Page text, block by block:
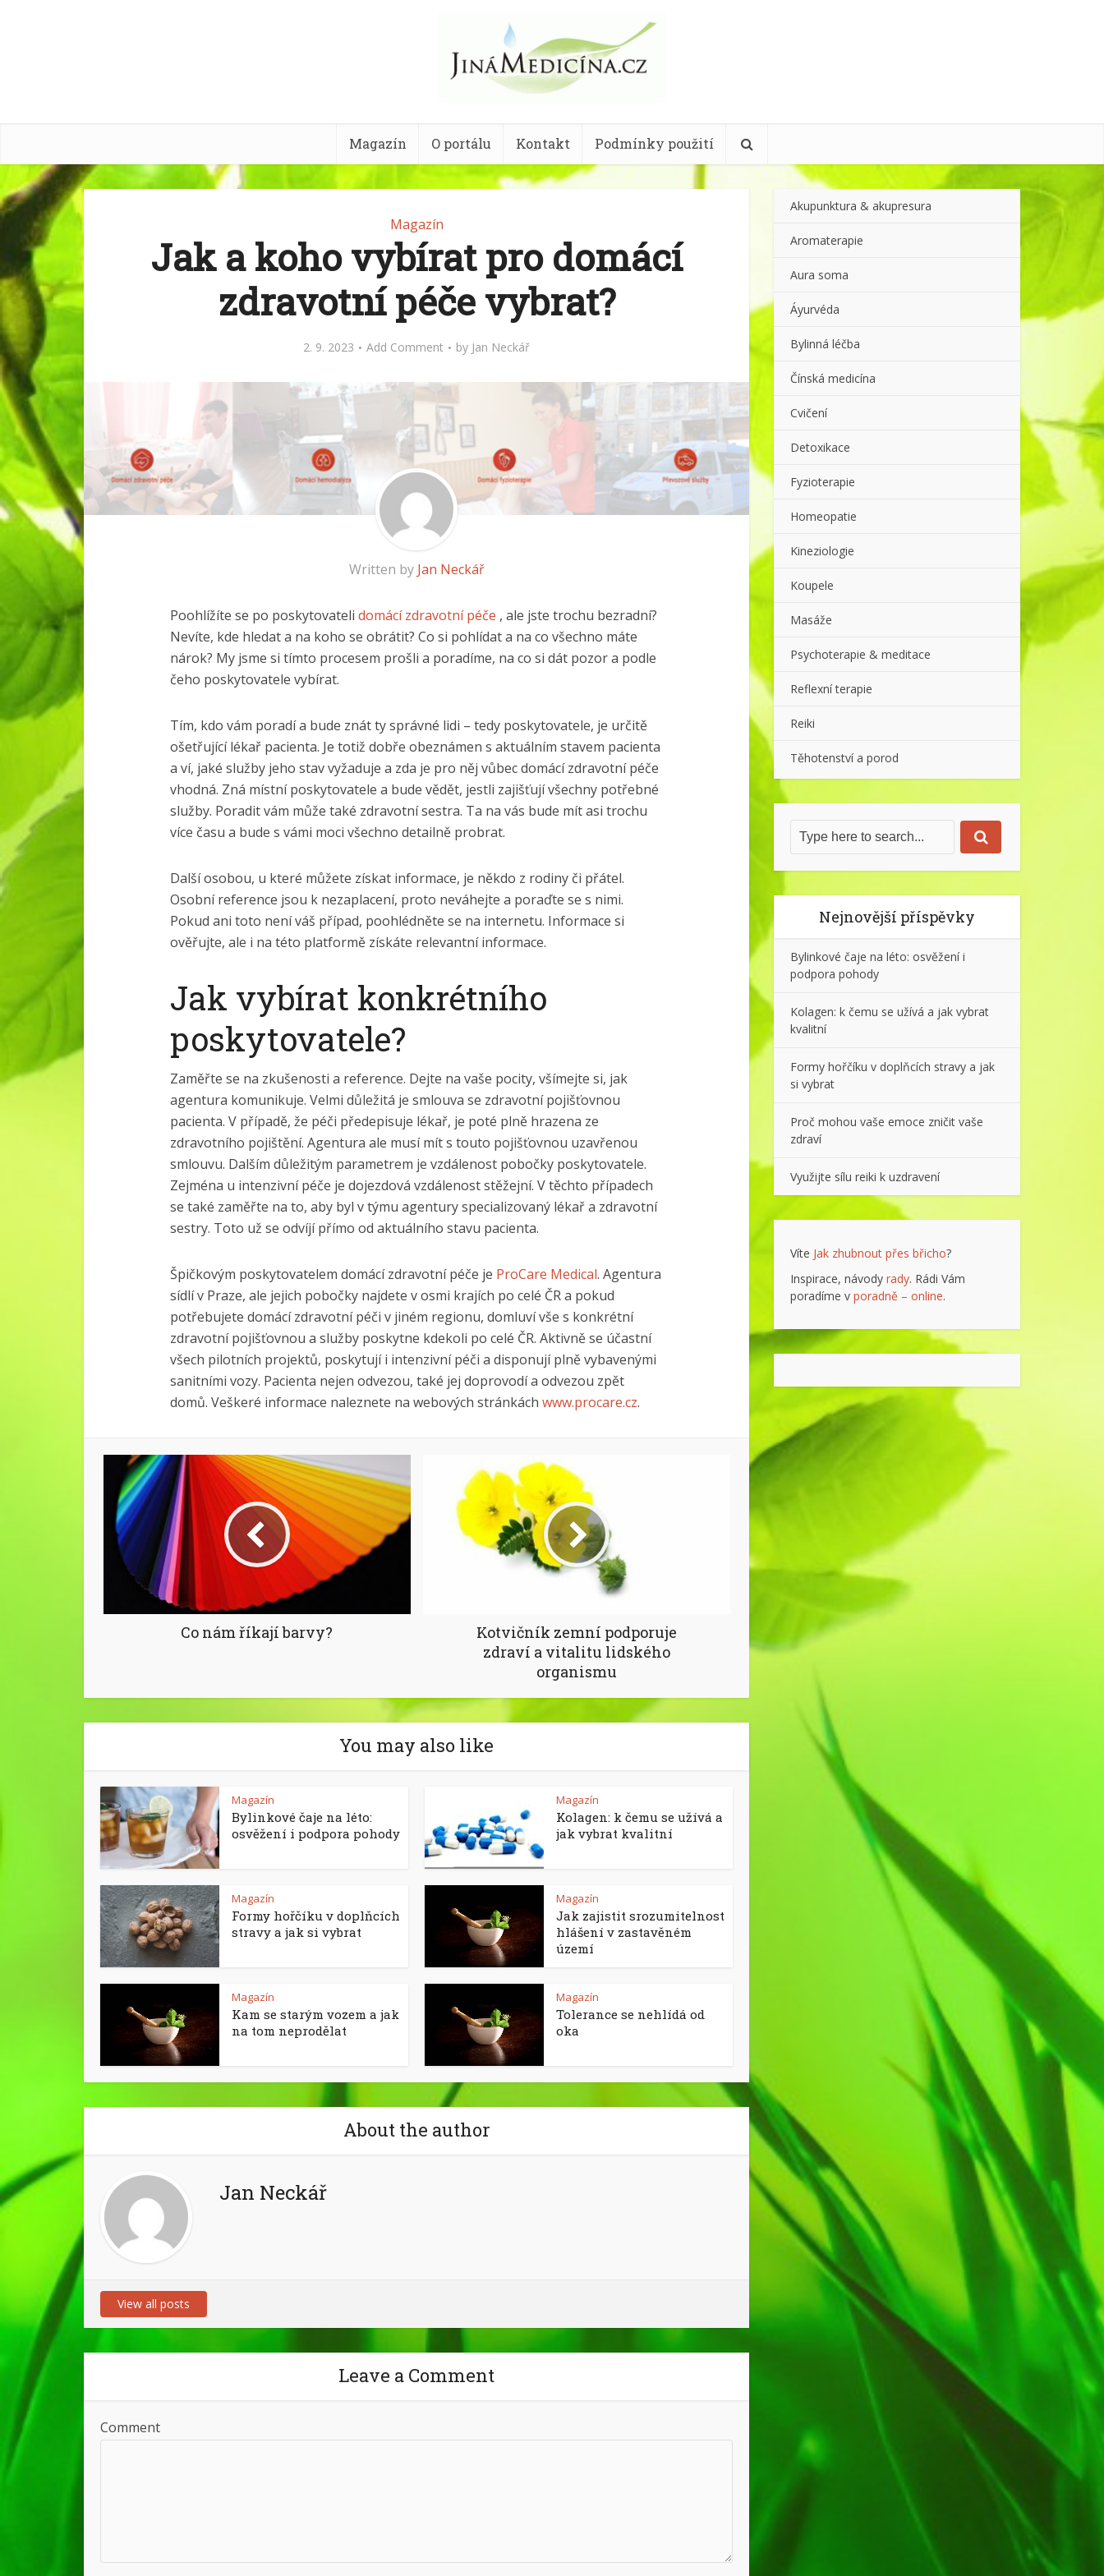
Magazín O portálu Kontakt Podmínky použití
Magazín
Jak a koho vybírat pro domácí
zdravotní péče vybrat?
2. 9. 2023 Add Comment by Jan Neckář
Written by Jan Neckář
Poohlížíte se po poskytovateli domácí zdravotní péče , ale jste trochu bezradní?
Nevíte, kde hledat a na koho se obrátit? Co si pohlídat a na co všechno máte
nárok? My jsme si tímto procesem prošli a poradíme, na co si dát pozor a podle
čeho poskytovatele vybírat.
Tím, kdo vám poradí a bude znát ty správné lidi – tedy poskytovatele, je určitě
ošetřující lékař pacienta. Je totiž dobře obeznámen s aktuálním stavem pacienta
a ví, jaké služby jeho stav vyžaduje a zda je pro něj vůbec domácí zdravotní péče
vhodná. Zná místní poskytovatele a bude vědět, jestli zajišťují všechny potřebné
služby. Poradit vám může také zdravotní sestra. Ta na vás bude mít asi trochu
více času a bude s vámi moci všechno detailně probrat.
Další osobou, u které můžete získat informace, je někdo z rodiny či přátel.
Osobní reference jsou k nezaplacení, proto neváhejte a poraďte se s nimi.
Pokud ani toto není váš případ, poohlédněte se na internetu. Informace si
ověřujte, ale i na této platformě získáte relevantní informace.
Jak vybírat konkrétního
poskytovatele?
Zaměřte se na zkušenosti a reference. Dejte na vaše pocity, všímejte si, jak
agentura komunikuje. Velmi důležitá je smlouva se zdravotní pojišťovnou
pacienta. V případě, že péči předepisuje lékař, je poté plně hrazena ze
zdravotního pojištění. Agentura ale musí mít s touto pojišťovnou uzavřenou
smlouvu. Dalším důležitým parametrem je vzdálenost pobočky poskytovatele.
Zejména u intenzivní péče je dojezdová vzdálenost stěžejní. V těchto případech
se také zaměřte na to, aby byl v týmu agentury specializovaný lékař a zdravotní
sestry. Toto už se odvíjí přímo od aktuálního stavu pacienta.
Špičkovým poskytovatelem domácí zdravotní péče je ProCare Medical. Agentura
sídlí v Praze, ale jejich pobočky najdete v osmi krajích po celé ČR a pokud
potřebujete domácí zdravotní péči v jiném regionu, domluví vše s konkrétní
zdravotní pojišťovnou a služby poskytne kdekoli po celé ČR. Aktivně se účastní
všech pilotních projektů, poskytují i intenzivní péči a disponují plně vybavenými
sanitními vozy. Pacienta nejen odvezou, také jej doprovodí a odvezou zpět
domů. Veškeré informace naleznete na webových stránkách www.procare.cz.
Co nám říkají barvy?
Kotvičník zemní podporuje
zdraví a vitalitu lidského
organismu
You may also like
Magazín
Bylinkové čaje na léto:
osvěžení i podpora pohody
Magazín
Kolagen: k čemu se užívá a
jak vybrat kvalitní
Magazín
Formy hořčíku v doplňcích
stravy a jak si vybrat
Magazín
Jak zajistit srozumitelnost
hlášení v zastavěném
území
Magazín
Kam se starým vozem a jak
na tom neprodělat
Magazín
Tolerance se nehlídá od
oka
About the author
Jan Neckář
View all posts
Leave a Comment
Comment
Akupunktura & akupresura
Aromaterapie
Aura soma
Áyurvéda
Bylinná léčba
Čínská medicína
Cvičení
Detoxikace
Fyzioterapie
Homeopatie
Kineziologie
Koupele
Masáže
Psychoterapie & meditace
Reflexní terapie
Reiki
Těhotenství a porod
Nejnovější příspěvky
Bylinkové čaje na léto: osvěžení i
podpora pohody
Kolagen: k čemu se užívá a jak vybrat
kvalitní
Formy hořčíku v doplňcích stravy a jak
si vybrat
Proč mohou vaše emoce zničit vaše
zdraví
Využijte sílu reiki k uzdravení
Víte Jak zhubnout přes břicho?
Inspirace, návody rady. Rádi Vám
poradíme v poradně – online.